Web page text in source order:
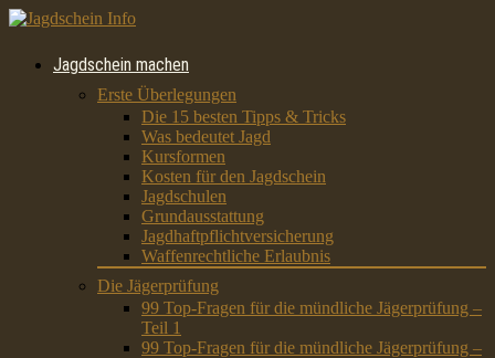
Jagdschein machen
Erste Überlegungen
Die 15 besten Tipps & Tricks
Was bedeutet Jagd
Kursformen
Kosten für den Jagdschein
Jagdschulen
Grundausstattung
Jagdhaftpflichtversicherung
Waffenrechtliche Erlaubnis
Die Jägerprüfung
99 Top-Fragen für die mündliche Jägerprüfung –
Teil 1
99 Top-Fragen für die mündliche Jägerprüfung –